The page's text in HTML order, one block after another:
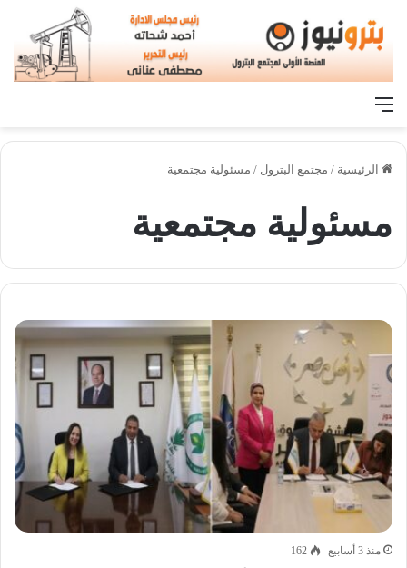
القائمة
الرئيسية / مجتمع البترول / مسئولية مجتمعية
مسئولية مجتمعية
منذ 3 أسابيع 162